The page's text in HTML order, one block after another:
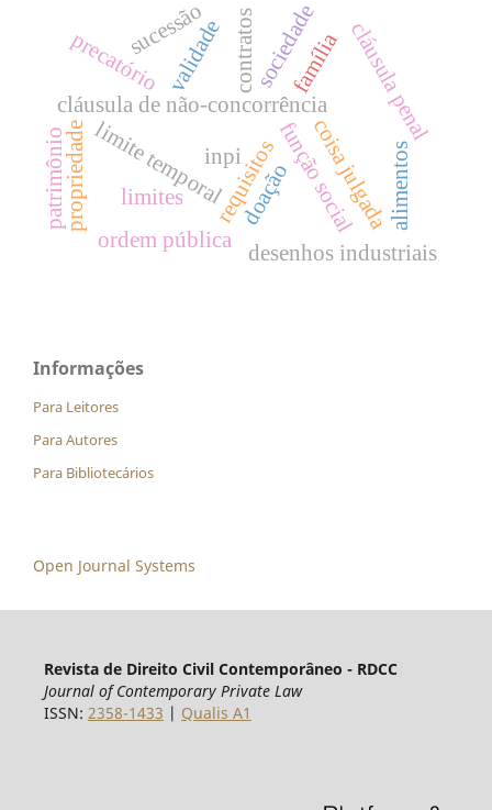
cláusula de não-concorrência
limite temporalrequisitos
validade contratos família
propriedade coisa julgada
ordem pública
cláusula penal
precatório
função social
inpi
desenhos industriais
alimentos
sucessão
doação
limites
sociedade
patrimônio
Informações
Para Leitores
Para Autores
Para Bibliotecários
Open Journal Systems
Revista de Direito Civil Contemporâneo - RDCC
Journal of Contemporary Private Law
ISSN: 2358-1433 | Qualis A1